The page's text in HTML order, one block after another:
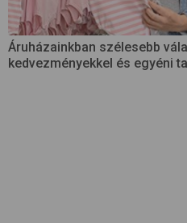
Áruházainkban szélesebb
kedvezményekkel és egyéni